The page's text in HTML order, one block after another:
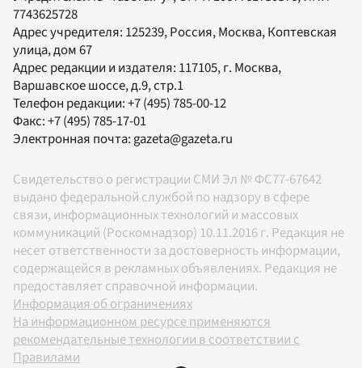
7743625728
Адрес учредителя: 125239, Россия, Москва, Коптевская
улица, дом 67
Адрес редакции и издателя: 117105, г. Москва,
Варшавское шоссе, д.9, стр.1
Телефон редакции:+7 (495) 785-00-12
Факс:+7 (495) 785-17-01
Электронная почта: gazeta@gazeta.ru
Свидетельство о регистрации СМИ Эл № ФС77-67642
выдано федеральной службой по надзору в сфере
связи, информационных технологий и массовых
коммуникаций (Роскомнадзор) 10.11.2016 г. Редакция не
несет ответственности за достоверность информации,
содержащейся в рекламных объявлениях. Редакция не
предоставляет справочной информации.
Информация об ограничениях
На информационном ресурсе применяются
рекомендательные технологии в соответствии с
Правилами